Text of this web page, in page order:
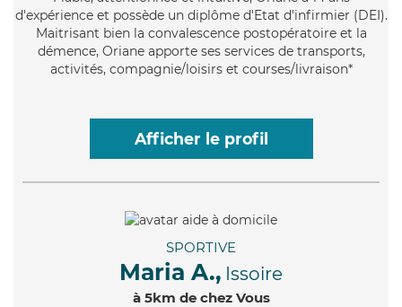
d'expérience et possède un diplôme d'Etat d'infirmier (DEI).
Maitrisant bien la convalescence postopératoire et la
démence, Oriane apporte ses services de transports,
activités, compagnie/loisirs et courses/livraison*
Afficher le profil
SPORTIVE
Maria A., Issoire
à 5km de chez Vous